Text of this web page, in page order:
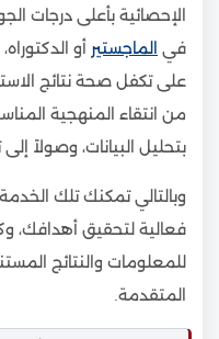
الإحصائية بأعلى درجات
في
الماجستير أو
على تكفل صحة نتائج
من انتقاء المنهجية
بتحليل البيانات، وصولاً إلى
وبالتالي تمكنك تلك
فعالية لتحقيق أهدافك،
للمعلومات والنتائج
المتقدمة.